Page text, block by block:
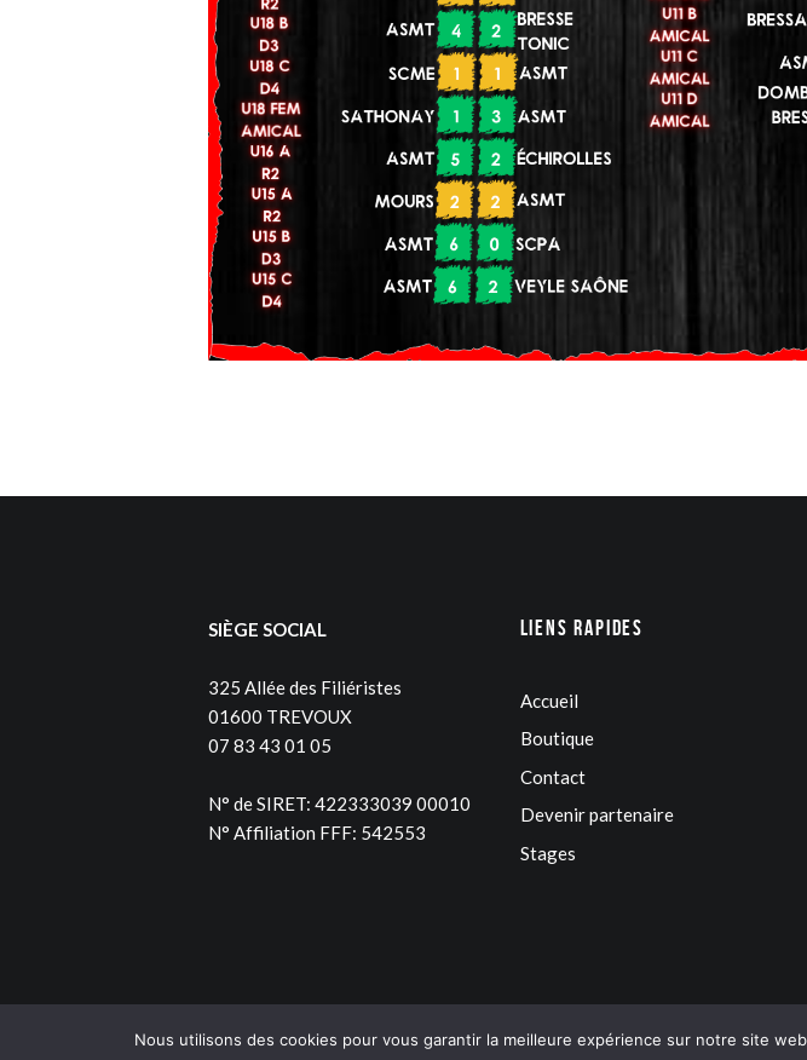
SIÈGE SOCIAL
325 Allée des Filiéristes
01600 TREVOUX
07 83 43 01 05
N° de SIRET: 422333039 00010
N° Affiliation FFF: 542553
Liens rapides
Accueil
Boutique
Contact
Devenir partenaire
Stages
Nous utilisons des cookies pour vous garantir la meilleure expérience sur notre site